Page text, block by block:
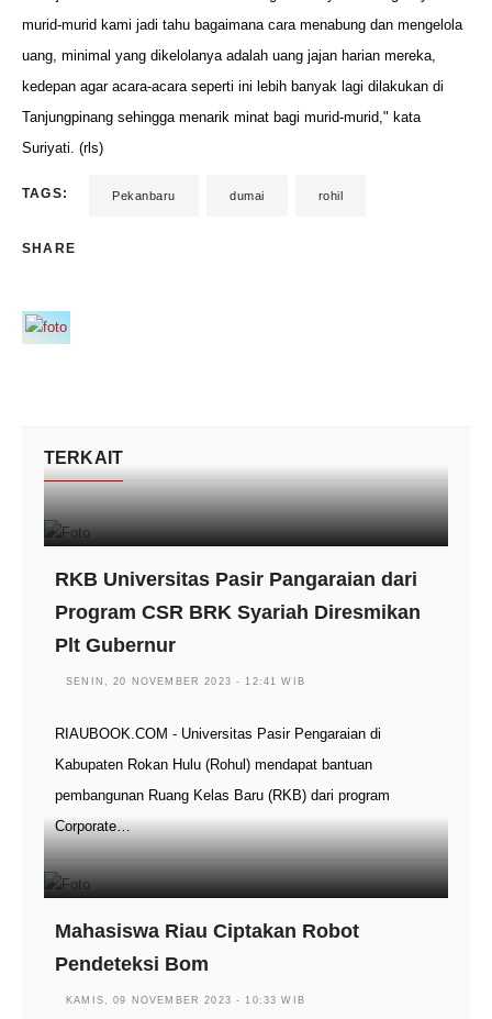
murid-murid kami jadi tahu bagaimana cara menabung dan mengelola
uang, minimal yang dikelolanya adalah uang jajan harian mereka,
kedepan agar acara-acara seperti ini lebih banyak lagi dilakukan di
Tanjungpinang sehingga menarik minat bagi murid-murid," kata
Suriyati. (rls)
TAGS: Pekanbaru dumai rohil
SHARE
TERKAIT
RKB Universitas Pasir Pangaraian dari
Program CSR BRK Syariah Diresmikan
Plt Gubernur
SENIN, 20 NOVEMBER 2023 - 12:41 WIB
RIAUBOOK.COM - Universitas Pasir Pengaraian di
Kabupaten Rokan Hulu (Rohul) mendapat bantuan
pembangunan Ruang Kelas Baru (RKB) dari program
Corporate…
Mahasiswa Riau Ciptakan Robot
Pendeteksi Bom
KAMIS, 09 NOVEMBER 2023 - 10:33 WIB